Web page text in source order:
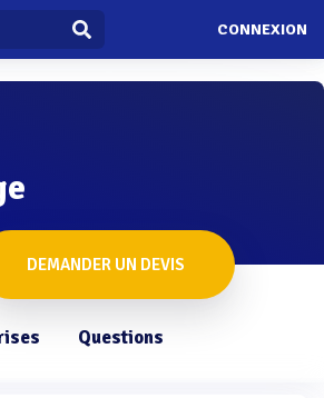
CONNEXION
DEMANDER UN DEVIS
Questions